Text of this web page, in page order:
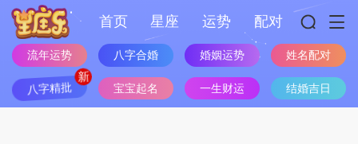
首页 星座 运势 配对
流年运势 八字合婚 婚姻运势 姓名配对
八字精批 宝宝起名 一生财运 结婚吉日